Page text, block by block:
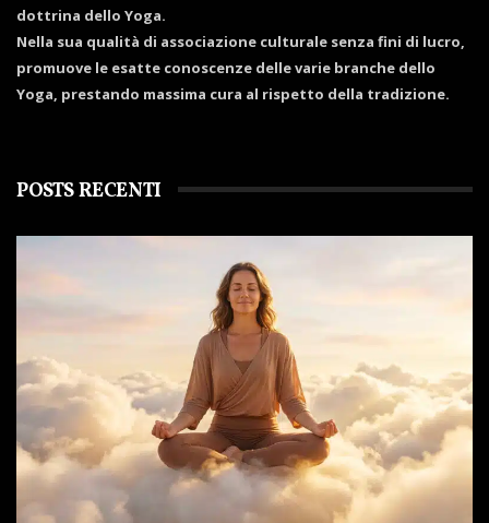
dottrina dello Yoga.
Nella sua qualità di associazione culturale senza fini di lucro,
promuove le esatte conoscenze delle varie branche dello
Yoga, prestando massima cura al rispetto della tradizione.
POSTS RECENTI